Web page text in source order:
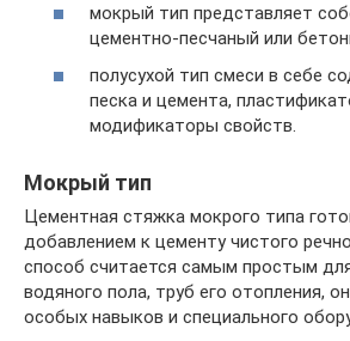
мокрый тип представляет
цементно-песчаный или
полусухой тип смеси в себе
песка и цемента,
модификаторы свойств.
Мокрый тип
Цементная стяжка мокрого типа
добавлением к цементу чистого
способ считается самым простым
водяного пола, труб его отопления,
особых навыков и специального